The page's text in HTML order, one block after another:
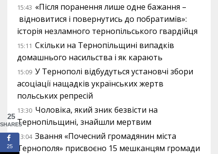
15:43 «Після поранення лише одне бажання –
відновитися і повернутись до побратимів»:
історія незламного тернопільського гвардійця
15:11 Скільки на Тернопільщині випадків
домашнього насильства і як карають
15:09 У Тернополі відбудуться установчі збори
асоціації нащадків українських жертв
польських репресій
13:30 Чоловіка, який зник безвісти на
Тернопільщині, знайшли мертвим
13:04 Звання «Почесний громадянин міста
Тернополя» присвоєно 15 мешканцям громади
25
SHARES
25